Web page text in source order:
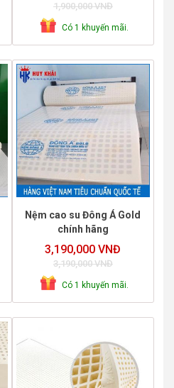
1,900,000 VNĐ
Có 1 khuyến mãi.
Nệm cao su Đông Á Gold
chính hãng
3,190,000 VNĐ
3,190,000 VNĐ
Có 1 khuyến mãi.